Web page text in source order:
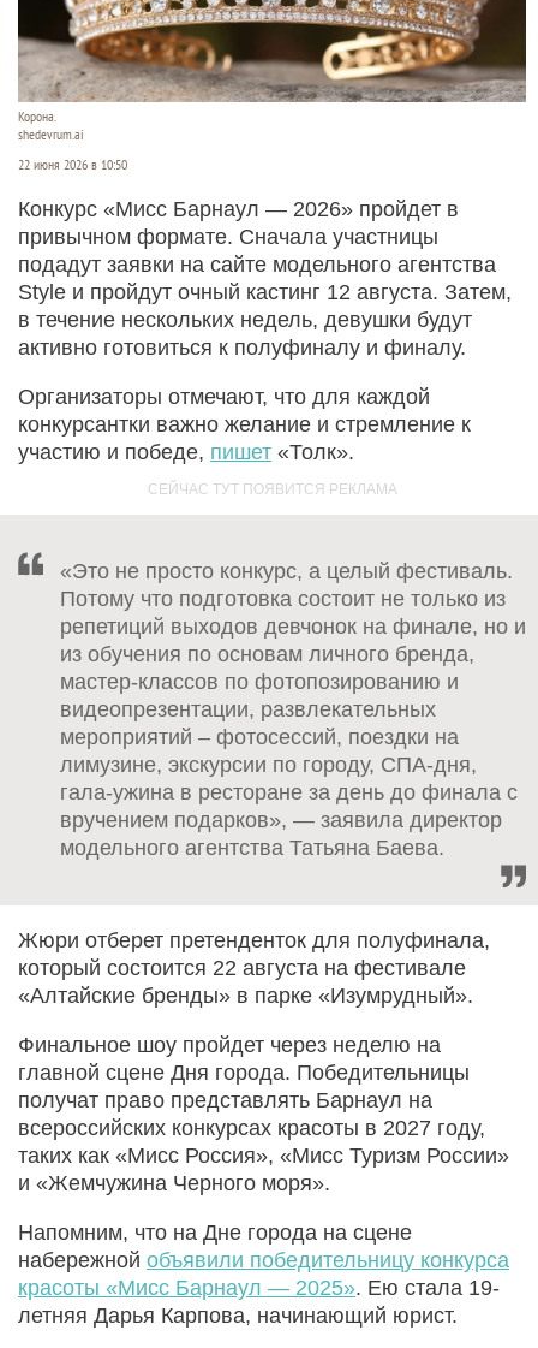
Корона.
shedevrum.ai
22 июня 2026 в 10:50
Конкурс «Мисс Барнаул — 2026» пройдет в
привычном формате. Сначала участницы
подадут заявки на сайте модельного агентства
Style и пройдут очный кастинг 12 августа. Затем,
в течение нескольких недель, девушки будут
активно готовиться к полуфиналу и финалу.
Организаторы отмечают, что для каждой
конкурсантки важно желание и стремление к
участию и победе, пишет «Толк».
«Это не просто конкурс, а целый фестиваль.
Потому что подготовка состоит не только из
репетиций выходов девчонок на финале, но и
из обучения по основам личного бренда,
мастер-классов по фотопозированию и
видеопрезентации, развлекательных
мероприятий – фотосессий, поездки на
лимузине, экскурсии по городу, СПА-дня,
гала-ужина в ресторане за день до финала с
вручением подарков», — заявила директор
модельного агентства Татьяна Баева.
Жюри отберет претенденток для полуфинала,
который состоится 22 августа на фестивале
«Алтайские бренды» в парке «Изумрудный».
Финальное шоу пройдет через неделю на
главной сцене Дня города. Победительницы
получат право представлять Барнаул на
всероссийских конкурсах красоты в 2027 году,
таких как «Мисс Россия», «Мисс Туризм России»
и «Жемчужина Черного моря».
Напомним, что на Дне города на сцене
набережной объявили победительницу конкурса
красоты «Мисс Барнаул — 2025». Ею стала 19-
летняя Дарья Карпова, начинающий юрист.